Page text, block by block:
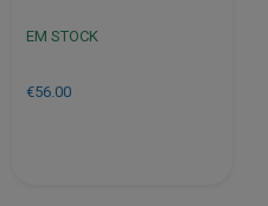
EM STOCK
€56.00